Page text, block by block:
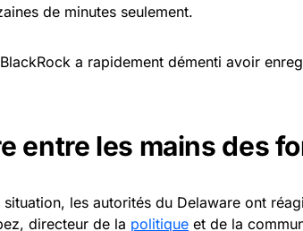
de minutes seulement.
a rapidement démenti avoir
entre les mains des
situation, les autorités du Delaware ont
directeur de la politique et de la